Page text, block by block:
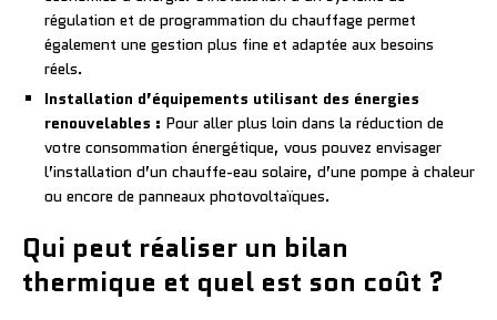
régulation et de programmation du chauffage permet
également une gestion plus fine et adaptée aux besoins
réels.
Installation d’équipements utilisant des énergies
renouvelables : Pour aller plus loin dans la réduction de
votre consommation énergétique, vous pouvez envisager
l’installation d’un chauffe-eau solaire, d’une pompe à chaleur
ou encore de panneaux photovoltaïques.
Qui peut réaliser un bilan
thermique et quel est son coût ?